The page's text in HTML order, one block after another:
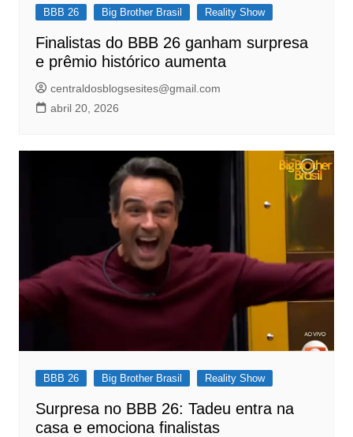
BBB 26 Big Brother Brasil Reality Show
Finalistas do BBB 26 ganham surpresa
e prêmio histórico aumenta
centraldosblogsesites@gmail.com
abril 20, 2026
BBB 26 Big Brother Brasil Reality Show
Surpresa no BBB 26: Tadeu entra na
casa e emociona finalistas